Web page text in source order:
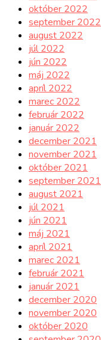
október 2022
september 2022
august 2022
júl 2022
jún 2022
máj 2022
apríl 2022
marec 2022
február 2022
január 2022
december 2021
november 2021
október 2021
september 2021
august 2021
júl 2021
jún 2021
máj 2021
apríl 2021
marec 2021
február 2021
január 2021
december 2020
november 2020
október 2020